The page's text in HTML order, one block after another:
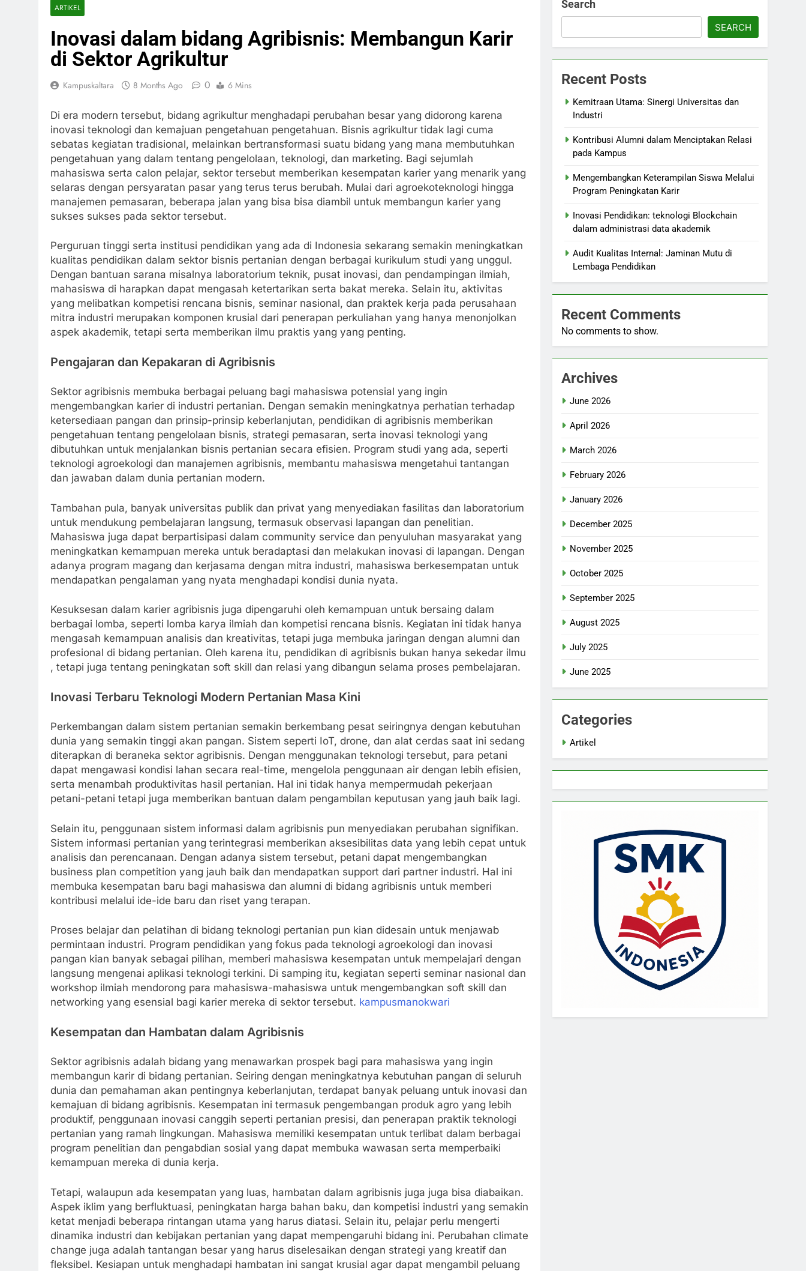
ARTIKEL
Inovasi dalam bidang Agribisnis: Membangun Karir
di Sektor Agrikultur
Kampuskaltara 8 Months Ago 0 6 Mins
Di era modern tersebut, bidang agrikultur menghadapi perubahan besar yang didorong karena
inovasi teknologi dan kemajuan pengetahuan pengetahuan. Bisnis agrikultur tidak lagi cuma
sebatas kegiatan tradisional, melainkan bertransformasi suatu bidang yang mana membutuhkan
pengetahuan yang dalam tentang pengelolaan, teknologi, dan marketing. Bagi sejumlah
mahasiswa serta calon pelajar, sektor tersebut memberikan kesempatan karier yang menarik yang
selaras dengan persyaratan pasar yang terus terus berubah. Mulai dari agroekoteknologi hingga
manajemen pemasaran, beberapa jalan yang bisa bisa diambil untuk membangun karier yang
sukses sukses pada sektor tersebut.
Perguruan tinggi serta institusi pendidikan yang ada di Indonesia sekarang semakin meningkatkan
kualitas pendidikan dalam sektor bisnis pertanian dengan berbagai kurikulum studi yang unggul.
Dengan bantuan sarana misalnya laboratorium teknik, pusat inovasi, dan pendampingan ilmiah,
mahasiswa di harapkan dapat mengasah ketertarikan serta bakat mereka. Selain itu, aktivitas
yang melibatkan kompetisi rencana bisnis, seminar nasional, dan praktek kerja pada perusahaan
mitra industri merupakan komponen krusial dari penerapan perkuliahan yang hanya menonjolkan
aspek akademik, tetapi serta memberikan ilmu praktis yang yang penting.
Pengajaran dan Kepakaran di Agribisnis
Sektor agribisnis membuka berbagai peluang bagi mahasiswa potensial yang ingin
mengembangkan karier di industri pertanian. Dengan semakin meningkatnya perhatian terhadap
ketersediaan pangan dan prinsip-prinsip keberlanjutan, pendidikan di agribisnis memberikan
pengetahuan tentang pengelolaan bisnis, strategi pemasaran, serta inovasi teknologi yang
dibutuhkan untuk menjalankan bisnis pertanian secara efisien. Program studi yang ada, seperti
teknologi agroekologi dan manajemen agribisnis, membantu mahasiswa mengetahui tantangan
dan jawaban dalam dunia pertanian modern.
Tambahan pula, banyak universitas publik dan privat yang menyediakan fasilitas dan laboratorium
untuk mendukung pembelajaran langsung, termasuk observasi lapangan dan penelitian.
Mahasiswa juga dapat berpartisipasi dalam community service dan penyuluhan masyarakat yang
meningkatkan kemampuan mereka untuk beradaptasi dan melakukan inovasi di lapangan. Dengan
adanya program magang dan kerjasama dengan mitra industri, mahasiswa berkesempatan untuk
mendapatkan pengalaman yang nyata menghadapi kondisi dunia nyata.
Kesuksesan dalam karier agribisnis juga dipengaruhi oleh kemampuan untuk bersaing dalam
berbagai lomba, seperti lomba karya ilmiah dan kompetisi rencana bisnis. Kegiatan ini tidak hanya
mengasah kemampuan analisis dan kreativitas, tetapi juga membuka jaringan dengan alumni dan
profesional di bidang pertanian. Oleh karena itu, pendidikan di agribisnis bukan hanya sekedar ilmu
, tetapi juga tentang peningkatan soft skill dan relasi yang dibangun selama proses pembelajaran.
Inovasi Terbaru Teknologi Modern Pertanian Masa Kini
Perkembangan dalam sistem pertanian semakin berkembang pesat seiringnya dengan kebutuhan
dunia yang semakin tinggi akan pangan. Sistem seperti IoT, drone, dan alat cerdas saat ini sedang
diterapkan di beraneka sektor agribisnis. Dengan menggunakan teknologi tersebut, para petani
dapat mengawasi kondisi lahan secara real-time, mengelola penggunaan air dengan lebih efisien,
serta menambah produktivitas hasil pertanian. Hal ini tidak hanya mempermudah pekerjaan
petani-petani tetapi juga memberikan bantuan dalam pengambilan keputusan yang jauh baik lagi.
Selain itu, penggunaan sistem informasi dalam agribisnis pun menyediakan perubahan signifikan.
Sistem informasi pertanian yang terintegrasi memberikan aksesibilitas data yang lebih cepat untuk
analisis dan perencanaan. Dengan adanya sistem tersebut, petani dapat mengembangkan
business plan competition yang jauh baik dan mendapatkan support dari partner industri. Hal ini
membuka kesempatan baru bagi mahasiswa dan alumni di bidang agribisnis untuk memberi
kontribusi melalui ide-ide baru dan riset yang terapan.
Proses belajar dan pelatihan di bidang teknologi pertanian pun kian didesain untuk menjawab
permintaan industri. Program pendidikan yang fokus pada teknologi agroekologi dan inovasi
pangan kian banyak sebagai pilihan, memberi mahasiswa kesempatan untuk mempelajari dengan
langsung mengenai aplikasi teknologi terkini. Di samping itu, kegiatan seperti seminar nasional dan
workshop ilmiah mendorong para mahasiswa-mahasiswa untuk mengembangkan soft skill dan
networking yang esensial bagi karier mereka di sektor tersebut. kampusmanokwari
Kesempatan dan Hambatan dalam Agribisnis
Sektor agribisnis adalah bidang yang menawarkan prospek bagi para mahasiswa yang ingin
membangun karir di bidang pertanian. Seiring dengan meningkatnya kebutuhan pangan di seluruh
dunia dan pemahaman akan pentingnya keberlanjutan, terdapat banyak peluang untuk inovasi dan
kemajuan di bidang agribisnis. Kesempatan ini termasuk pengembangan produk agro yang lebih
produktif, penggunaan inovasi canggih seperti pertanian presisi, dan penerapan praktik teknologi
pertanian yang ramah lingkungan. Mahasiswa memiliki kesempatan untuk terlibat dalam berbagai
program penelitian dan pengabdian sosial yang dapat membuka wawasan serta memperbaiki
kemampuan mereka di dunia kerja.
Tetapi, walaupun ada kesempatan yang luas, hambatan dalam agribisnis juga juga bisa diabaikan.
Aspek iklim yang berfluktuasi, peningkatan harga bahan baku, dan kompetisi industri yang semakin
ketat menjadi beberapa rintangan utama yang harus diatasi. Selain itu, pelajar perlu mengerti
dinamika industri dan kebijakan pertanian yang dapat mempengaruhi bidang ini. Perubahan climate
change juga adalah tantangan besar yang harus diselesaikan dengan strategi yang kreatif dan
fleksibel. Kesiapan untuk menghadapi hambatan ini sangat krusial agar dapat mengambil peluang
Search
SEARCH
Recent Posts
Kemitraan Utama: Sinergi Universitas dan
Industri
Kontribusi Alumni dalam Menciptakan Relasi
pada Kampus
Mengembangkan Keterampilan Siswa Melalui
Program Peningkatan Karir
Inovasi Pendidikan: teknologi Blockchain
dalam administrasi data akademik
Audit Kualitas Internal: Jaminan Mutu di
Lembaga Pendidikan
Recent Comments
No comments to show.
Archives
June 2026
April 2026
March 2026
February 2026
January 2026
December 2025
November 2025
October 2025
September 2025
August 2025
July 2025
June 2025
Categories
Artikel